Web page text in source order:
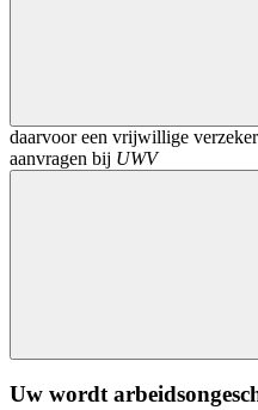
daarvoor een vrijwillige
aanvragen bij UWV
Uw wordt